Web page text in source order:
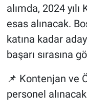
alımda, 2024 yılı
esas alınacak.
katına kadar
başarı sırasına
📌 Kontenjan ve
personel